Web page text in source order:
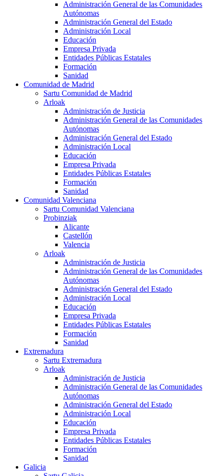
Administración General de las Comunidades
Autónomas
Administración General del Estado
Administración Local
Educación
Empresa Privada
Entidades Públicas Estatales
Formación
Sanidad
Comunidad de Madrid
Sartu Comunidad de Madrid
Arloak
Administración de Justicia
Administración General de las Comunidades
Autónomas
Administración General del Estado
Administración Local
Educación
Empresa Privada
Entidades Públicas Estatales
Formación
Sanidad
Comunidad Valenciana
Sartu Comunidad Valenciana
Probinziak
Alicante
Castellón
Valencia
Arloak
Administración de Justicia
Administración General de las Comunidades
Autónomas
Administración General del Estado
Administración Local
Educación
Empresa Privada
Entidades Públicas Estatales
Formación
Sanidad
Extremadura
Sartu Extremadura
Arloak
Administración de Justicia
Administración General de las Comunidades
Autónomas
Administración General del Estado
Administración Local
Educación
Empresa Privada
Entidades Públicas Estatales
Formación
Sanidad
Galicia